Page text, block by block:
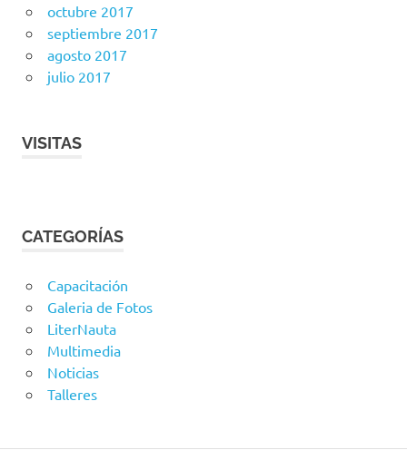
octubre 2017
septiembre 2017
agosto 2017
julio 2017
VISITAS
CATEGORÍAS
Capacitación
Galeria de Fotos
LiterNauta
Multimedia
Noticias
Talleres